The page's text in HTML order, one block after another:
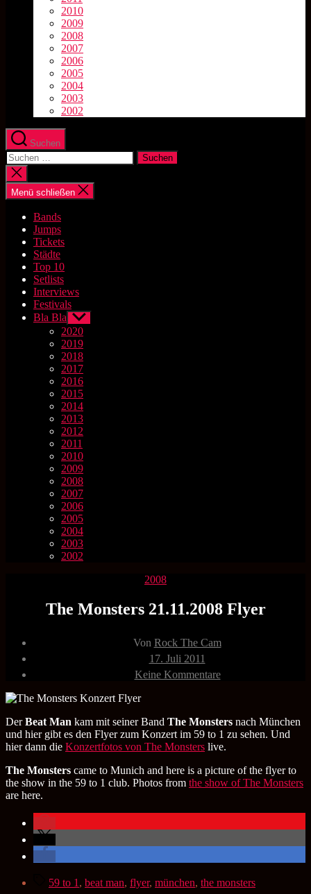
2010
2009
2008
2007
2006
2005
2004
2003
2002
Suchen
Suchen
nach:
Suche
schließen
Menü schließen
Bands
Jumps
Tickets
Städte
Top 10
Setlists
Interviews
Festivals
Bla Bla Untermenü
anzeigen
2020
2019
2018
2017
2016
2015
2014
2013
2012
2011
2010
2009
2008
2007
2006
2005
2004
2003
2002
Kategorien
2008
The Monsters 21.11.2008 Flyer
Beitragsautor
Von Rock The Cam
Veröffentlichungsdatum
17. Juli 2011
Keine Kommentarezu
The
Flyer
DerBeat Man kam mit seiner Band The Monsters nach München
und hier gibt es den Flyer zum Konzert im 59 to 1 zu sehen. Und
hier dann die Konzertfotos von The Monsters live.
The Monsters came to Munich and here is a picture of the flyer to
the show in the 59 to 1 club. Photos from the show of The Monsters
are here.
Schlagwörter
59 to 1 , beat man, flyer, münchen, the monsters